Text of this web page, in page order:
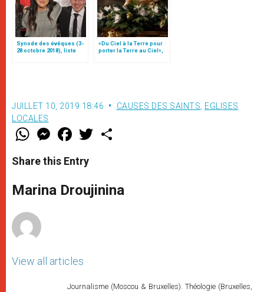
Synode des évêques (3-
28 octobre 2018), liste
«Du Ciel à la Terre pour
porter la Terre au Ciel»,
JUILLET 10, 2019 18:46 CAUSES DES SAINTS EGLISES
LOCALES
W
t
s
p
p
M
e
s
e
g
e
F
a
e
b
o
k
w
r
Share this Entry
Marina Droujinina
View all articles
Journalisme (Moscou & Bruxelles). Théologie (Bruxelles,